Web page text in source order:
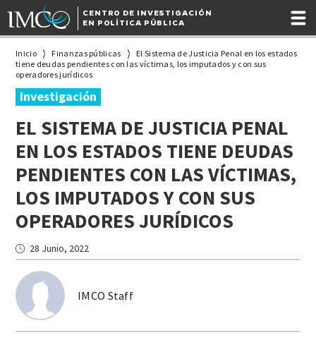
CENTRO DE INVESTIGACIÓN
EN POLÍTICA PÚBLICA
Inicio Finanzas públicas
El Sistema de Justicia Penal en los estados
tiene deudas pendientes con las víctimas, los imputados y con sus
operadores jurídicos
Investigación
EL SISTEMA DE JUSTICIA PENAL
EN LOS ESTADOS TIENE DEUDAS
PENDIENTES CON LAS VÍCTIMAS,
LOS IMPUTADOS Y CON SUS
OPERADORES JURÍDICOS
IMCO Staff
28 Junio, 2022